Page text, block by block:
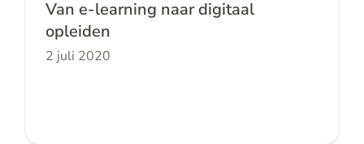
Van e-learning naar digitaal
opleiden
2 juli 2020